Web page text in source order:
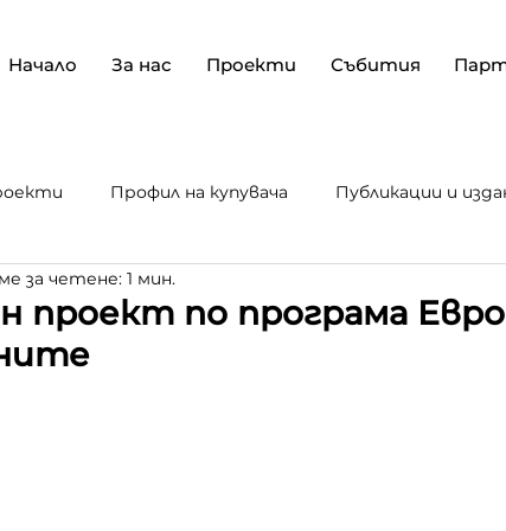
Начало За нас Проекти Събития
Профил на купувача Публикации и
и ра
проект по програма
за четене: 1 мин.